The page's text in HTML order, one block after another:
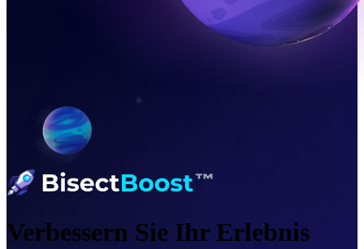
Verbessern Sie Ihr Erlebnis